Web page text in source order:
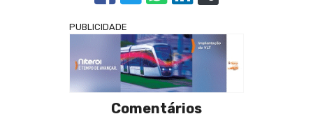
PUBLICIDADE
Comentários